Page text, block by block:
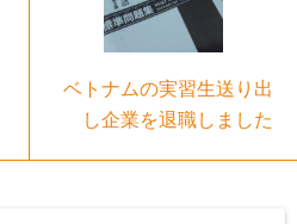
ベトナムの実習生送り出
し企業を退職しました